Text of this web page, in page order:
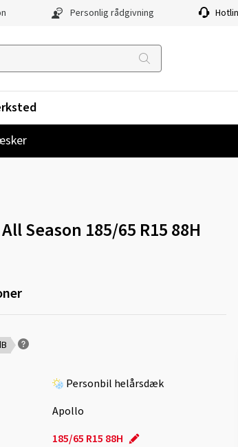
Personlig rådgivning
Season 185/65 R15 88H
Personbil helårsdæk
Apollo
185/65 R15 88H